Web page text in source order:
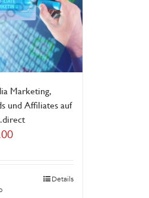
Marketing,
und Affiliates auf
Details